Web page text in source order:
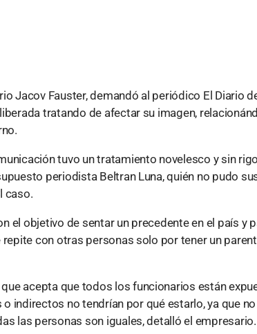
Jacov Fauster, demandó al periódico El Diario
tratando de afectar su imagen,
tuvo un tratamiento novelesco y sin
periodista Beltran Luna, quién no pudo
caso.
el objetivo de sentar un precedente en el país y
con otras personas solo por tener un
acepta que todos los funcionarios están
indirectos no tendrían por qué estarlo, ya que
las personas son iguales, detalló el empresario.